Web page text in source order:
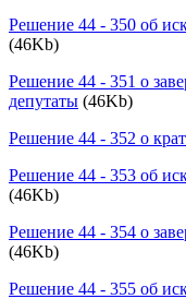
Решение 44 - 350 об
(46Kb)
Решение 44 - 351 о
депутаты (46Kb)
Решение 44 - 352 о
Решение 44 - 353 об
(46Kb)
Решение 44 - 354 о
(46Kb)
Решение 44 - 355 об